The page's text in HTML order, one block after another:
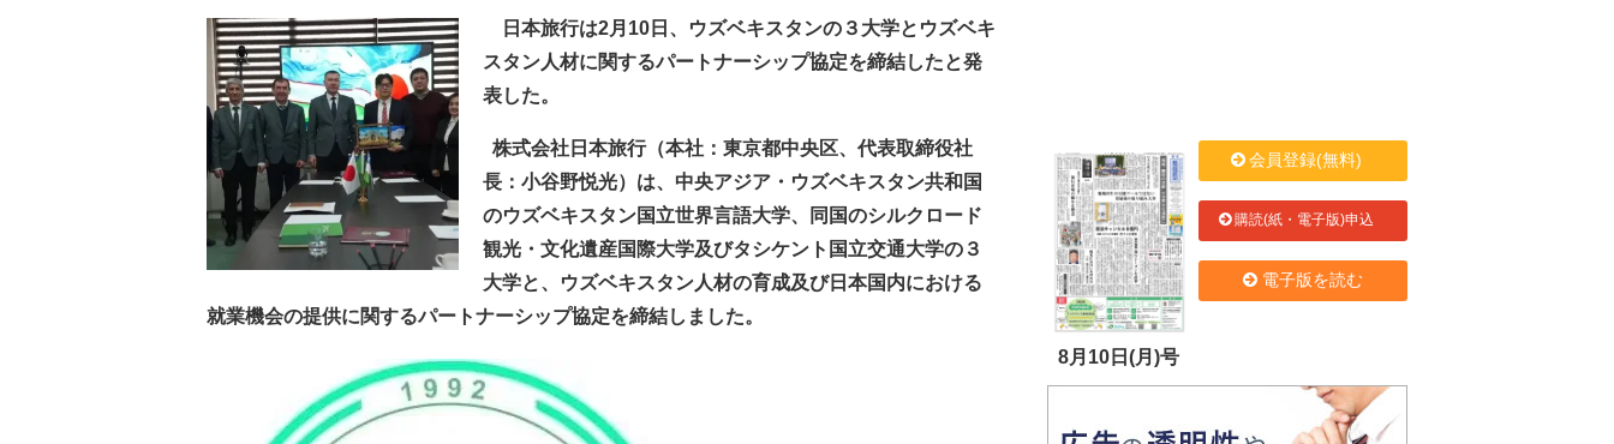
日本旅行は2月10日、ウズベキスタンの３大学とウズベキ
スタン人材に関するパートナーシップ協定を締結したと発
表した。
株式会社日本旅行（本社：東京都中央区、代表取締役社
長：小谷野悦光）は、中央アジア・ウズベキスタン共和国
のウズベキスタン国立世界言語大学、同国のシルクロード
観光・文化遺産国際大学及びタシケント国立交通大学の３
大学と、ウズベキスタン人材の育成及び日本国内における
就業機会の提供に関するパートナーシップ協定を締結しました。
8月10日(月)号
会員登録(無料)
購読(紙・電子版)申込
電子版を読む